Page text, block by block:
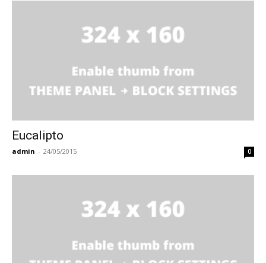
Eucalipto
admin - 24/05/2015 0